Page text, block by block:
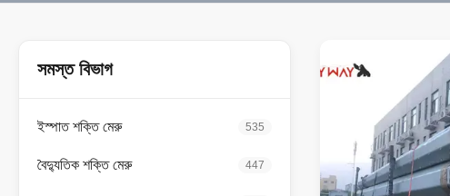
সমস্ত বিভাগ
ইস্পাত শক্তি মেরু 535
বৈদ্যুতিক শক্তি মেরু 447